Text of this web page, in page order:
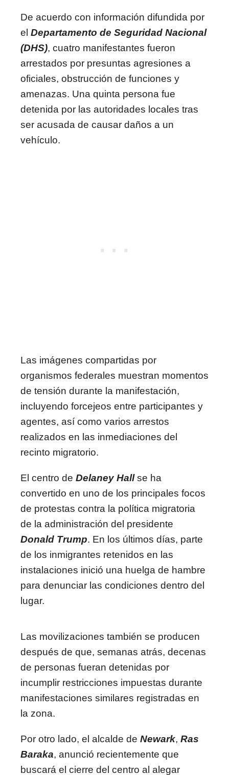
De acuerdo con información difundida por
el Departamento de Seguridad Nacional
(DHS), cuatro manifestantes fueron
arrestados por presuntas agresiones a
oficiales, obstrucción de funciones y
amenazas. Una quinta persona fue
detenida por las autoridades locales tras
ser acusada de causar daños a un
vehículo.
Las imágenes compartidas por
organismos federales muestran momentos
de tensión durante la manifestación,
incluyendo forcejeos entre participantes y
agentes, así como varios arrestos
realizados en las inmediaciones del
recinto migratorio.
El centro de Delaney Hallse ha
convertido en uno de los principales focos
de protestas contra la política migratoria
de la administración del presidente
Donald Trump. En los últimos días, parte
de los inmigrantes retenidos en las
instalaciones inició una huelga de hambre
para denunciar las condiciones dentro del
lugar.
Las movilizaciones también se producen
después de que, semanas atrás, decenas
de personas fueran detenidas por
incumplir restricciones impuestas durante
manifestaciones similares registradas en
la zona.
Por otro lado, el alcalde de Newark, Ras
Baraka, anunció recientemente que
buscará el cierre del centro al alegar